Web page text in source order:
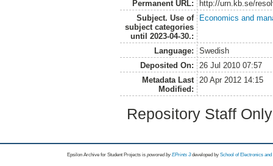
Permanent URL:
http://urn.kb.se/
Subject. Use of
subject categories
until 2023-04-30.:
Economics and
Language:
Swedish
Deposited On:
26 Jul 2010 07:57
Metadata Last
Modified:
20 Apr 2012 14:15
Repository Staff
Epsilon Archive for Student Projects is powored byEPrints 3 developed by School of Electronics